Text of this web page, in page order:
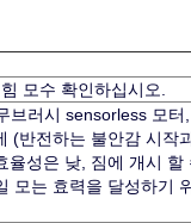
모수 확인하십시오.
브러시 sensorless 모터,
(반전하는 불안감 시작
성은 낮, 짐에 개시 할
모는 효력을 달성하기